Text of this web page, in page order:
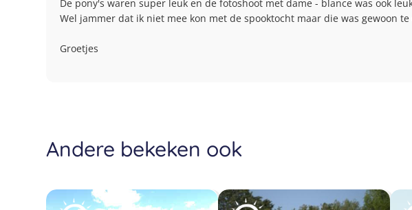
De pony's waren super leuk en de fotoshoot met dame - blance was ook
Wel jammer dat ik niet mee kon met de spooktocht maar die was gewoon
Groetjes
Andere bekeken ook